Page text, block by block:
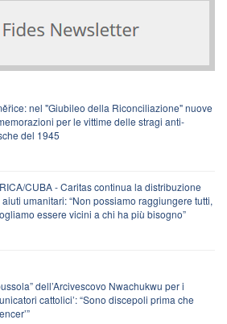
nel "Giubileo della Riconciliazione" nuove
per le vittime delle stragi anti-
del 1945
CUBA - Caritas continua la distribuzione
umanitari: “Non possiamo raggiungere tutti,
essere vicini a chi ha più bisogno”
dell’Arcivescovo Nwachukwu per i
cattolici’: “Sono discepoli prima che